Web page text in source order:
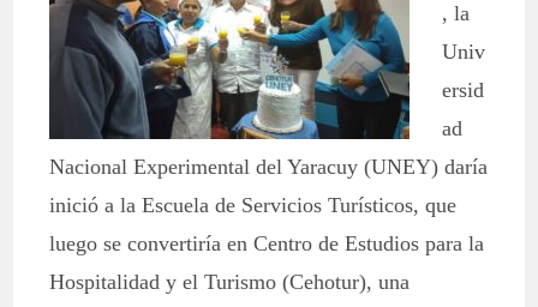
, la
Univ
ersid
ad
Nacional Experimental del Yaracuy (UNEY) daría
inició a la Escuela de Servicios Turísticos, que
luego se convertiría en Centro de Estudios para la
Hospitalidad y el Turismo (Cehotur), una